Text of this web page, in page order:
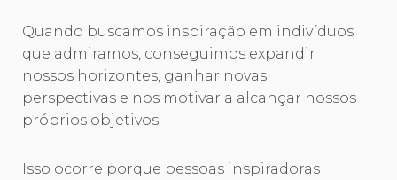
Quando buscamos inspiração em indivíduos
que admiramos, conseguimos expandir
nossos horizontes, ganhar novas
perspectivas e nos motivar a alcançar nossos
próprios objetivos.
Isso ocorre porque pessoas inspiradoras